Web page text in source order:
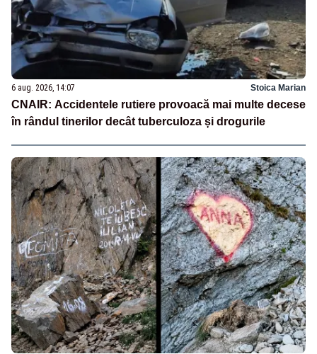
6 aug. 2026, 14:07 Stoica Marian
CNAIR: Accidentele rutiere provoacă mai multe decese
în rândul tinerilor decât tuberculoza și drogurile